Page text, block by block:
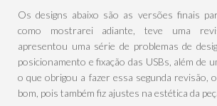
Os designs abaixo são as versões finais
como mostrarei adiante, teve uma
apresentou uma série de problemas de
posicionamento e fixação das USBs, além de
o que obrigou a fazer essa segunda revisão,
bom, pois também fiz ajustes na estética da